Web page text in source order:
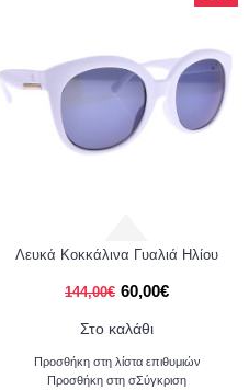
Λευκά Κοκκάλινα Γυαλιά Ηλίου
144,00€ 60,00€
Στο καλάθι
Προσθήκη στη λίστα επιθυμιών
Προσθήκη στη σΣύγκριση